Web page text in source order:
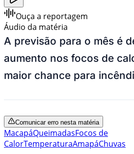
Ouça a reportagem
Áudio da matéria
A previsão para o mês é
aumento nos focos de
maior chance para
Comunicar erro nesta matéria
MacapáQueimadasFocos de
CalorTemperaturaAmapáChuvas